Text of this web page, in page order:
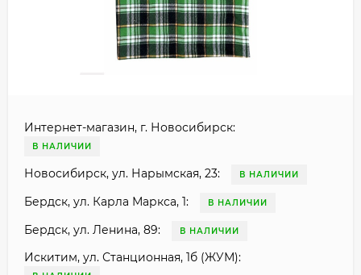
Интернет-магазин, г. Новосибирск:
В НАЛИЧИИ
Новосибирск, ул. Нарымская, 23: В НАЛИЧИИ
Бердск, ул. Карла Маркса, 1: В НАЛИЧИИ
Бердск, ул. Ленина, 89: В НАЛИЧИИ
Искитим, ул. Станционная, 1б (ЖУМ):